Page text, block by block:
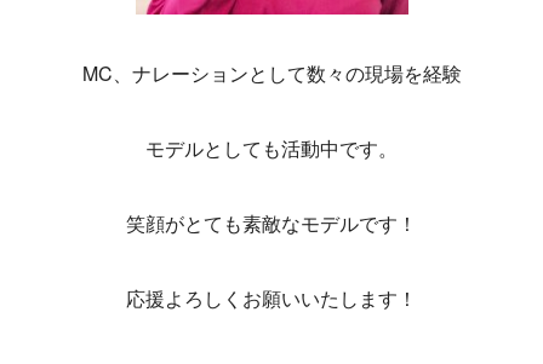
MC、ナレーションとして数々の現場を経験
モデルとしても活動中です。
笑顔がとても素敵なモデルです！
応援よろしくお願いいたします！